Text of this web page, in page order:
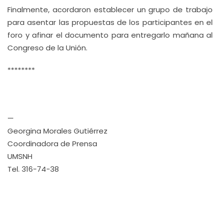
Finalmente, acordaron establecer un grupo de trabajo
para asentar las propuestas de los participantes en el
foro y afinar el documento para entregarlo mañana al
Congreso de la Unión.
********
—
Georgina Morales Gutiérrez
Coordinadora de Prensa
UMSNH
Tel. 316-74-38